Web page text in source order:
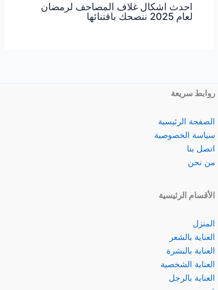
احدث اشكال غلاف المصاحف لرمضان
لعام 2025 ننصحك باقتنائها
روابط سريعة
الصفحة الرئيسية
سياسة الخصوصية
اتصل بنا
من نحن
الأقسام الرئيسية
المنزل
العناية بالشعر
العناية بالبشرة
العناية الشخصية
العناية بالرجل